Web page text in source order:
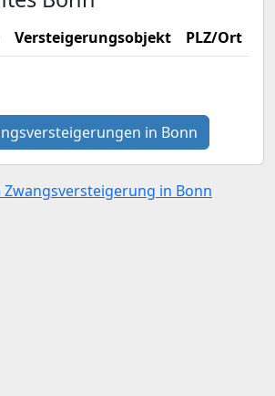
Versteigerungsobjekt PLZ/Ort
in Bonn
in Bonn